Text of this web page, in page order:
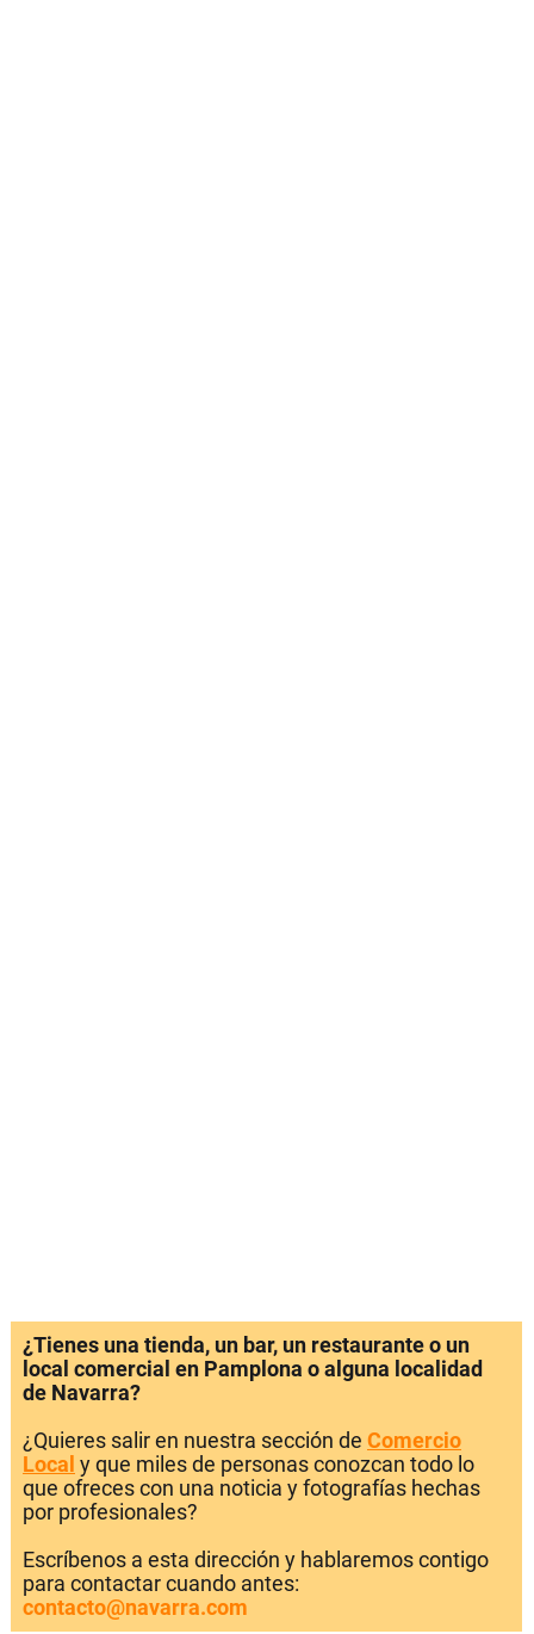
¿Tienes una tienda, un bar, un restaurante o un
local comercial en Pamplona o alguna localidad
de Navarra?
¿Quieres salir en nuestra sección de Comercio
Local y que miles de personas conozcan todo lo
que ofreces con una noticia y fotografías hechas
por profesionales?
Escríbenos a esta dirección y hablaremos contigo
para contactar cuando antes:
contacto@navarra.com